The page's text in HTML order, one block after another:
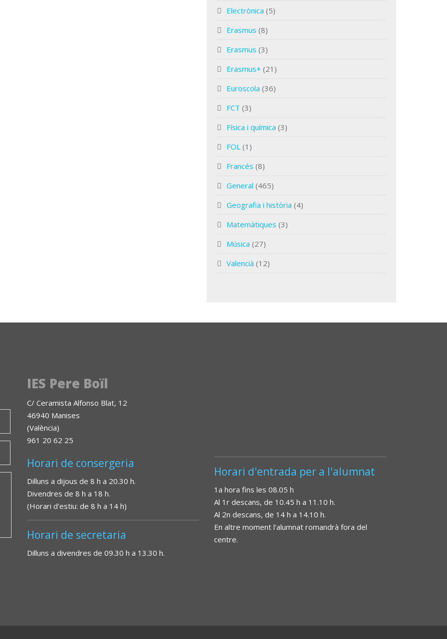
Electrònica (5)
Erasmus (8)
Erasmus (3)
Erasmus+ (21)
Euroscola (36)
FCT (3)
Física i química (3)
FOL (1)
Francés (8)
General (465)
Geografia i història (4)
Matemàtiques (3)
Música (27)
Valencià (12)
IES Pere Boïl
C/ Ceramista Alfonso Blat, 12
46940 Manises
(València)
961 20 62 25
Horari de consergeria
Dilluns a dijous de 8 h a 20.30 h.
Divendres de 8 h a 18 h.
(Horari d'estiu: de 8 h a 14 h)
Horari de secretaria
Dilluns a divendres de 09.30 h a 13.30 h.
Horari d'entrada per a l'alumnat
1a hora fins les 08.05 h
Al 1r descans, de 10.45 h a 11.10 h.
Al 2n descans, de 14 h a 14.10 h.
En altre moment l'alumnat romandrà fora del
centre.